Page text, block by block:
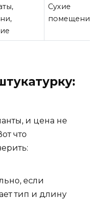
Сухие
помещения
и цена не
что
если
тип и длину